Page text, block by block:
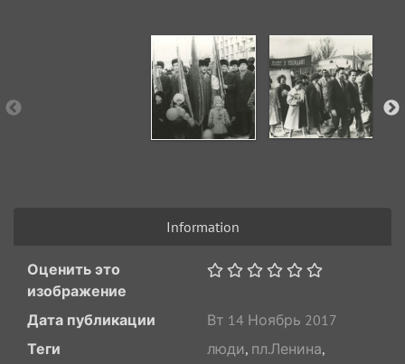
Information
Оценить это
изображение
Дата публикации
Вт 14 Ноябрь 2017
Теги
люди, пл.Ленина,